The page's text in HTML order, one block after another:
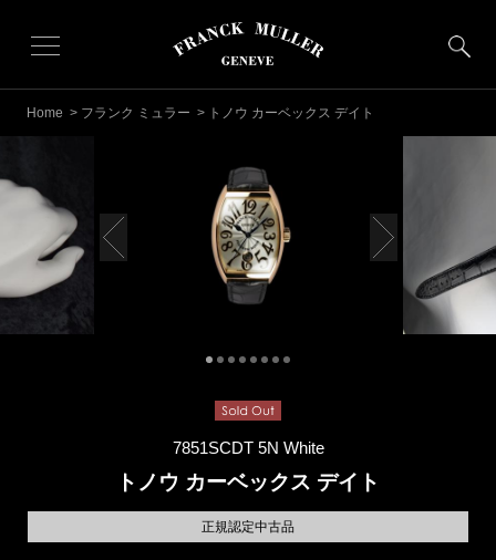
Home > フランク ミュラー > トノウ カーベックス デイト
7851SCDT 5N White
トノウ カーベックス デイト
正規認定中古品